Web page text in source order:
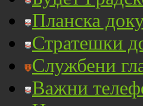
Планска
Стратешки
Службени
Важни